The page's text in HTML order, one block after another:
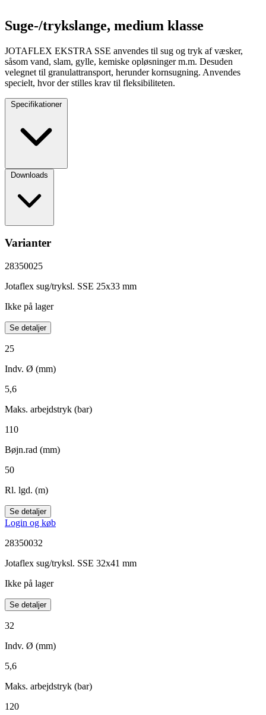
Suge-/trykslange, medium klasse
JOTAFLEX EKSTRA SSE anvendes til sug og tryk af væsker,
såsom vand, slam, gylle, kemiske opløsninger m.m. Desuden
velegnet til granulattransport, herunder kornsugning. Anvendes
specielt, hvor der stilles krav til fleksibiliteten.
Specifikationer
Downloads
Varianter
28350025
Jotaflex sug/tryksl. SSE 25x33 mm
Ikke på lager
Se detaljer
25
Indv. Ø (mm)
5,6
Maks. arbejdstryk (bar)
110
Bøjn.rad (mm)
50
Rl. lgd. (m)
Se detaljer
Login og køb
28350032
Jotaflex sug/tryksl. SSE 32x41 mm
Ikke på lager
Se detaljer
32
Indv. Ø (mm)
5,6
Maks. arbejdstryk (bar)
120